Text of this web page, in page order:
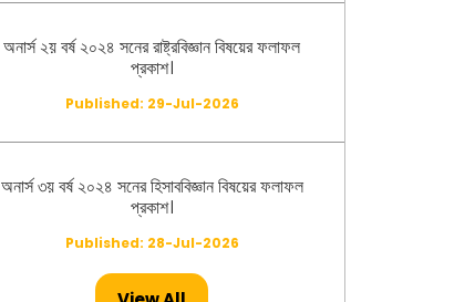
অনার্স ২য় বর্ষ ২০২৪ সনের রাষ্ট্রবিজ্ঞান বিষয়ের ফলাফল
প্রকাশ।
Published: 29-Jul-2026
অনার্স ৩য় বর্ষ ২০২৪ সনের হিসাববিজ্ঞান বিষয়ের ফলাফল
প্রকাশ।
Published: 28-Jul-2026